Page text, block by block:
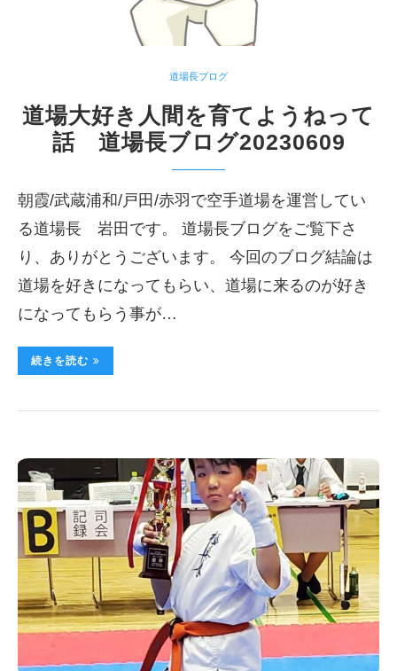
道場長ブログ
道場大好き人間を育てようねって
話 道場長ブログ20230609
朝霞/武蔵浦和/戸田/赤羽で空手道場を運営してい
る道場長 岩田です。 道場長ブログをご覧下さ
り、ありがとうございます。 今回のブログ結論は
道場を好きになってもらい、道場に来るのが好き
になってもらう事が…
続きを読む